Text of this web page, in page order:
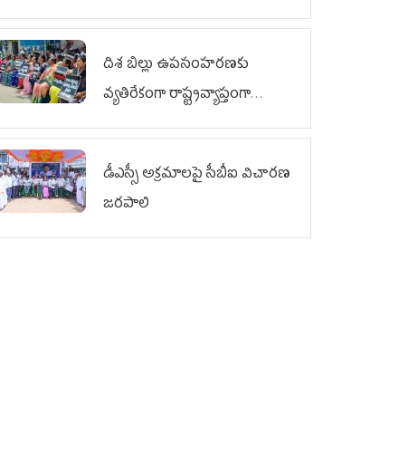
దిశ బిల్లు ఉపసంహరణకు
వ్యతిరేకంగా రాష్ట్రవ్యాప్తంగా
వైయ‌స్ఆర్‌సీపీ మహిళా విభాగం
డీఎస్సీ అక్రమాలపై సీబీఐ విచారణ
జరపాలి